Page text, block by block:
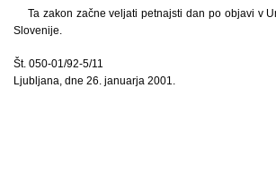
Ta zakon začne veljati petnajsti dan po objavi v
Slovenije.
Št. 050-01/92-5/11
Ljubljana, dne 26. januarja 2001.